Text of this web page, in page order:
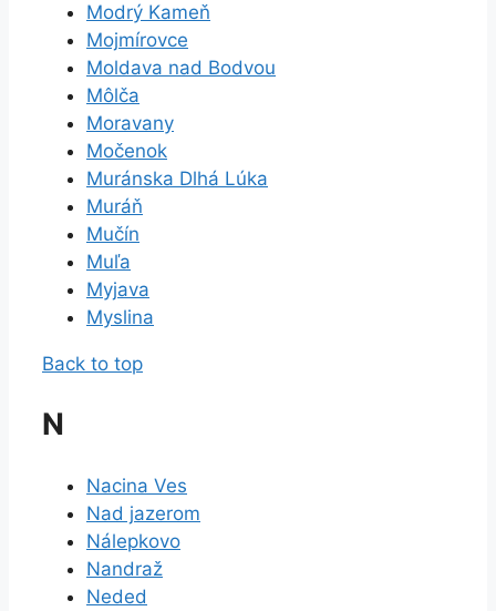
Modrý Kameň
Mojmírovce
Moldava nad Bodvou
Môlča
Moravany
Močenok
Muránska Dlhá Lúka
Muráň
Mučín
Muľa
Myjava
Myslina
Back to top
N
Nacina Ves
Nad jazerom
Nálepkovo
Nandraž
Neded